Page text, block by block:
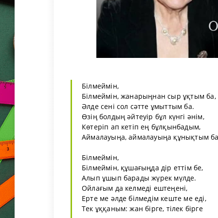
Білмеймін,
Білмеймін, жанарыңнан сыр ұқтым ба,
Әлде сені сол сәтте ұмыттым ба.
Өзің болдың әйтеуір бұл күнгі әнім,
Көтеріп ап кетіп ең бұлқынбадым,
Аймалауыңа, аймалауыңа құнықтым
Білмеймін,
Білмеймін, құшағыңда дір еттім бе,
Алып ұшып барады жүрек мүлде.
Ойлағым да келмеді ештеңені,
Ерте ме әлде білмедім кеште ме еді,
Тек ұққаным: жан бірге, тілек бірге